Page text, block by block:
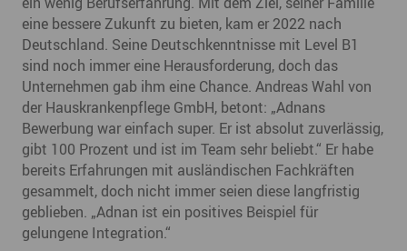
eine bessere Zukunft zu bieten, kam er 2022 nach
Deutschland. Seine Deutschkenntnisse mit Level B1
sind noch immer eine Herausforderung, doch das
Unternehmen gab ihm eine Chance. Andreas Wahl von
der Hauskrankenpflege GmbH, betont: „Adnans
Bewerbung war einfach super. Er ist absolut zuverlässig,
gibt 100 Prozent und ist im Team sehr beliebt.“ Er habe
bereits Erfahrungen mit ausländischen Fachkräften
gesammelt, doch nicht immer seien diese langfristig
geblieben. „Adnan ist ein positives Beispiel für
gelungene Integration.“